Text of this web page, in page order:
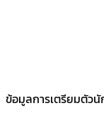
ข้อมูลการเตรียมตัว